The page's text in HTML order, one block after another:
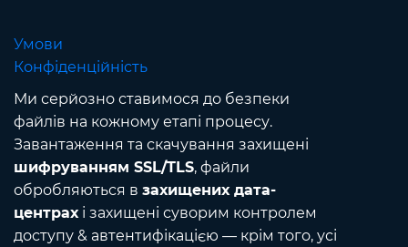
Умови
Конфіденційність
Ми серйозно ставимося до безпеки
файлів на кожному етапі процесу.
Завантаження та скачування захищені
шифруванням SSL/TLS, файли
обробляються в захищених дата-
центрахі захищені суворим контролем
доступу & автентифікацією — крім того, усі